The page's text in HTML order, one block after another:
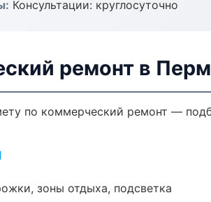
Консультации: круглосуточно
ремонт в
по коммерческий ремонт —
зоны отдыха, подсветка